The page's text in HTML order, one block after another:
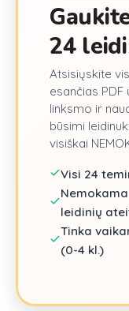
24
Atsisiųskite
esančias PDF
linksmo ir
būsimi
visiškai
Visi 24
leidinių
Tinka
(0-4 kl.)